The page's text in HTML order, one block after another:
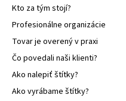
Kto za tým stojí?
Profesionálne organizácie
Tovar je overený v praxi
Čo povedali naši klienti?
Ako nalepiť štítky?
Ako vyrábame štítky?